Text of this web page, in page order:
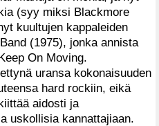
(syy miksi Blackmore
kuultujen kappaleiden
(1975), jonka annista
On Moving.
uransa kokonaisuuden
hard rockiin, eikä
aidosti ja
uskollisia kannattajiaan.